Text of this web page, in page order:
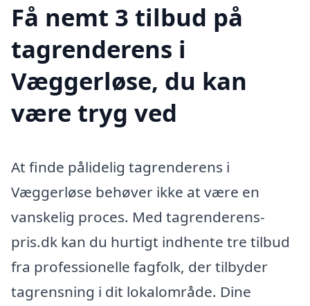
Få nemt 3 tilbud på
tagrenderens i
Væggerløse, du kan
være tryg ved
At finde pålidelig tagrenderens i
Væggerløse behøver ikke at være en
vanskelig proces. Med tagrenderens-
pris.dk kan du hurtigt indhente tre tilbud
fra professionelle fagfolk, der tilbyder
tagrensning i dit lokalområde. Dine